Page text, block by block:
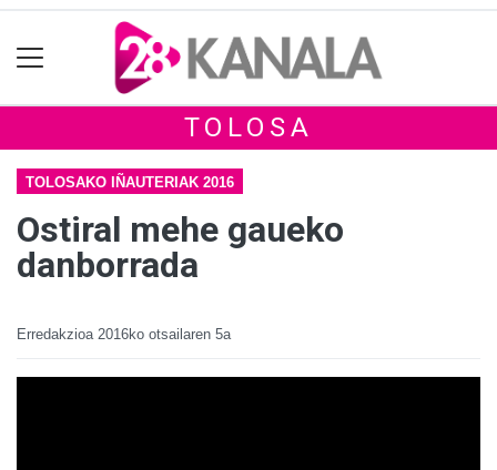
TOLOSA
TOLOSAKO IÑAUTERIAK 2016
Ostiral mehe gaueko
danborrada
Erredakzioa 2016ko otsailaren 5a